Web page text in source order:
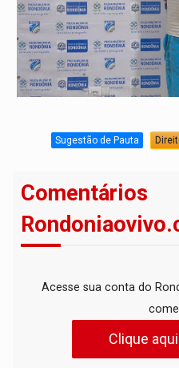
Sugestão de Pauta
Comentários
Acesse sua conta do
Clique